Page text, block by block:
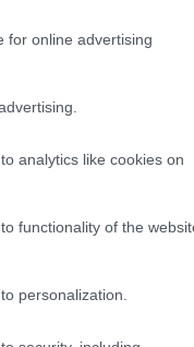
for online advertising
analytics like cookies on
functionality of the
personalization.